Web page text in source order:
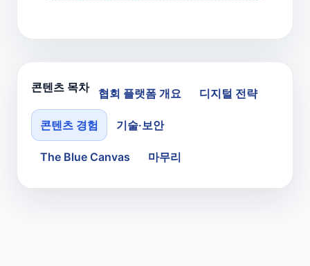
콘텐츠 목차 협회 플랫폼 개요 디지털 전략
콘텐츠 경험 기술·보안
The Blue Canvas 마무리